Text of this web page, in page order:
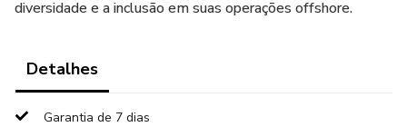
diversidade e a inclusão em suas operações offshore.
Detalhes
Garantia de 7 dias